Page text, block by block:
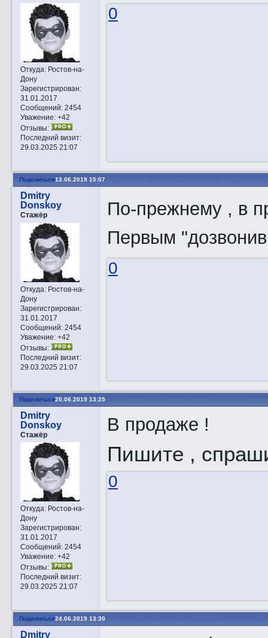
Откуда:Ростов-на-
Дону
Зарегистрирован:
31.01.2017
Сообщений:2454
Уважение: +42
Отзывы:
Последний визит:
29.03.2025 21:07
0
Поделиться13.06.2019 15:07
Dmitry
Donskoy
Стажёр
Откуда:Ростов-на-
Дону
Зарегистрирован:
31.01.2017
Сообщений:2454
Уважение: +42
Отзывы:
Последний визит:
29.03.2025 21:07
По-прежнему , в
Первым
0
Поделиться20.06.2019 13:25
Dmitry
Donskoy
Стажёр
Откуда:Ростов-на-
Дону
Зарегистрирован:
31.01.2017
Сообщений:2454
Уважение: +42
Отзывы:
Последний визит:
29.03.2025 21:07
В продаже !
Пишите ,
0
Поделиться24.06.2019 13:30
Dmitry